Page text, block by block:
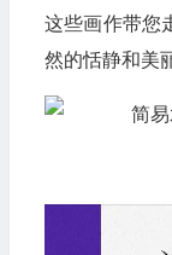
这些画作带您
然的恬静和美